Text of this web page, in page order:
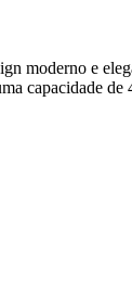
moderno e
capacidade de